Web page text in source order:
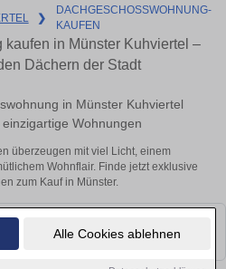
Alle Cookies ablehnen
❯
DACHGESCHOSSWOHNUNG-
KAUFEN
kaufen in Münster Kuhviertel –
Dächern der Stadt
in Münster Kuhviertel
Wohnungen
überzeugen mit viel Licht, einem
Wohnflair. Finde jetzt exklusive
zum Kauf in Münster.
Objekte finden. Schauen Sie